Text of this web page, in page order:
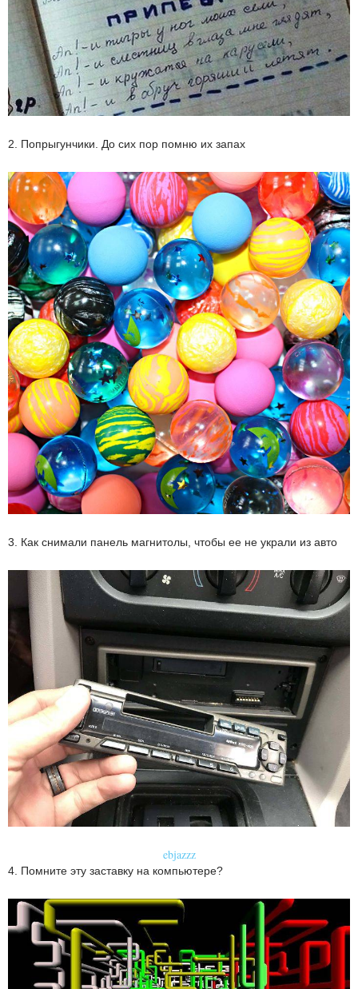
2. Попрыгунчики. До сих пор помню их запах
3. Как снимали панель магнитолы, чтобы ее не украли из авто
ebjazzz
4. Помните эту заставку на компьютере?